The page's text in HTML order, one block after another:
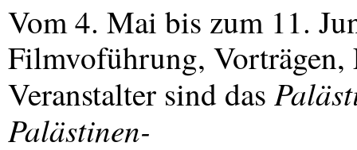
Vom 4. Mai bis zum 11.
Filmvoführung, Vorträgen,
Veranstalter sind das
Palästinen-